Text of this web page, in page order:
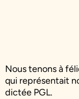
Nous tenons à
qui représentait
dictée PGL.